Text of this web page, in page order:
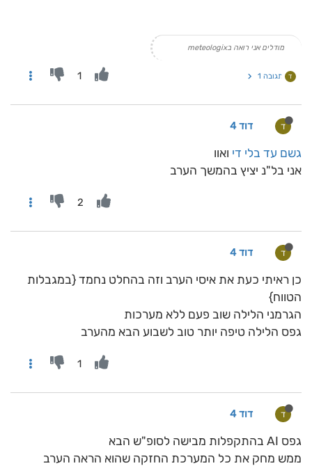
מודלים אני רואה בmeteologix
ד תגובה 1 1
ד דוד 4
גשם עד בלי די ואוו
אני בל"נ יציץ בהמשך הערב
2
ד דוד 4
כן ראיתי כעת את איסי הערב וזה בהחלט נחמד {במגבלות
הטווח}
הגרמני הלילה שוב פעם ללא מערכות
גפס הלילה טיפה יותר טוב לשבוע הבא מהערב
1
ד דוד 4
גפס AI בהתקפלות מבישה לסופ"ש הבא
ממש מחק את כל המערכת החזקה שהוא הראה הערב